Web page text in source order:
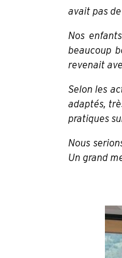
avait pas
Nos
beaucoup
revenait
Selon les
adaptés,
pratiques
Nous
Un grand